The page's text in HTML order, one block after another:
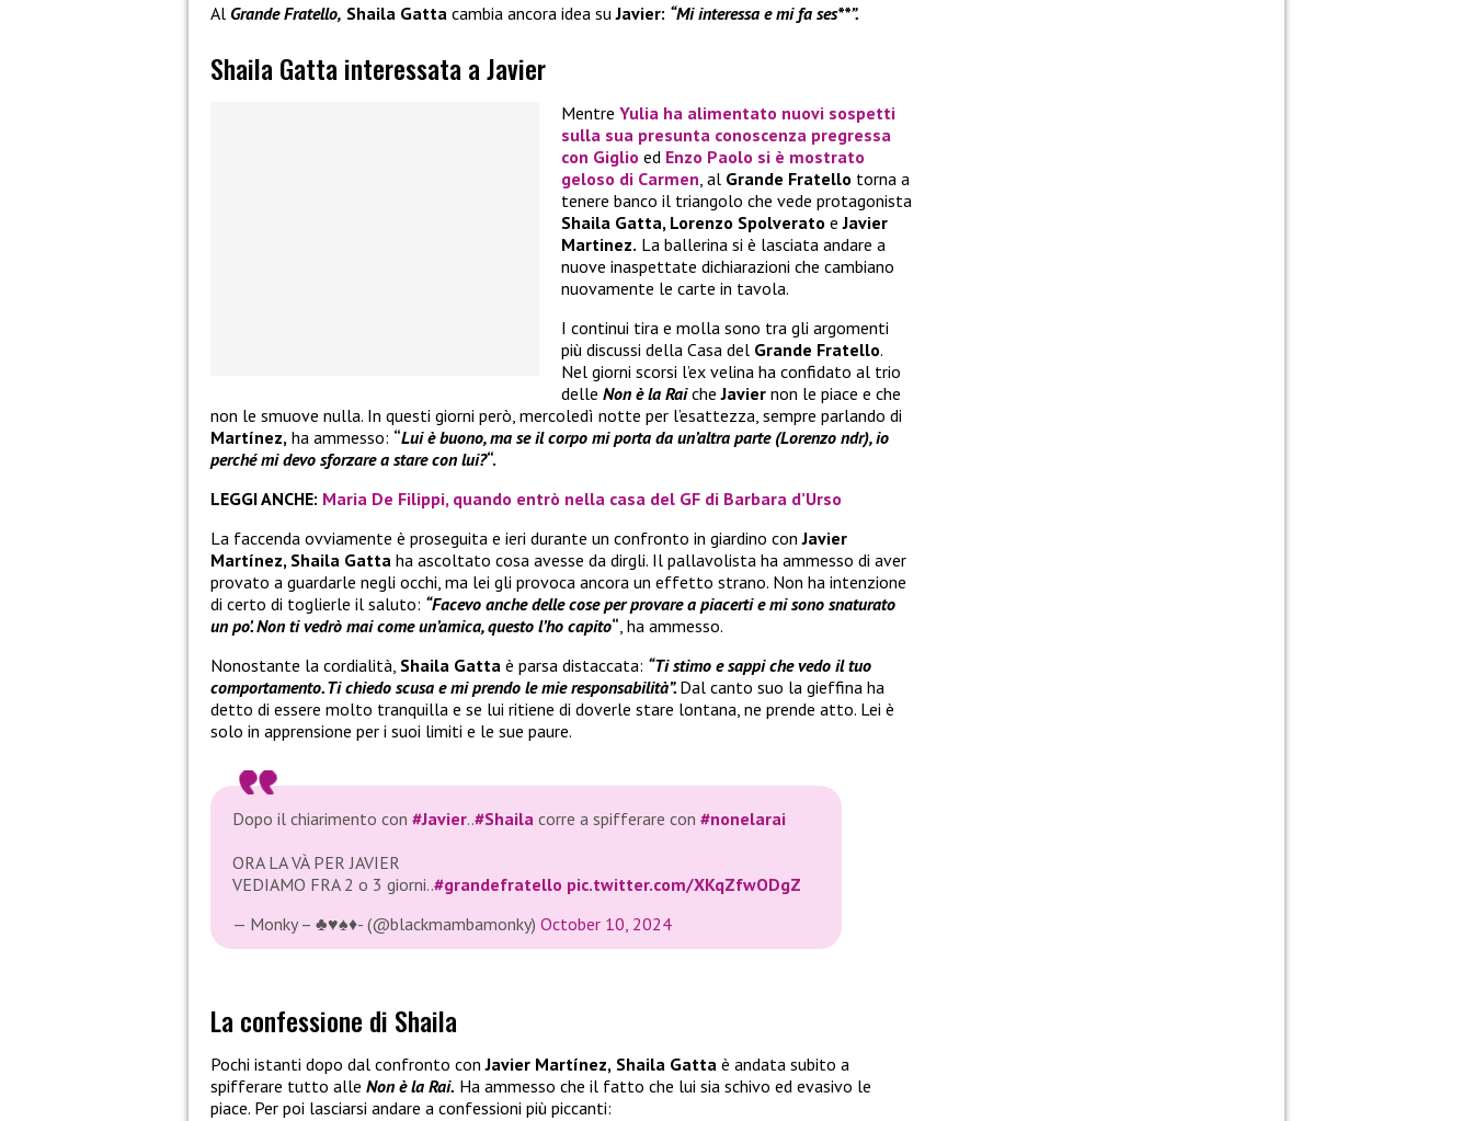
Al Grande Fratello, Shaila Gatta cambia ancora idea suJavier: “Mi interessa e mi fa ses**”.
Shaila Gatta interessata a Javier
Mentre Yulia ha alimentato nuovi sospetti
sulla sua presunta conoscenza pregressa
con Giglio ed Enzo Paolo si è mostrato
geloso di Carmen, al Grande Fratello torna a
tenere banco il triangolo che vede protagonista
Shaila Gatta, Lorenzo Spolverato eJavier
Martinez. La ballerina si è lasciata andare a
nuove inaspettate dichiarazioni che cambiano
nuovamente le carte in tavola.
I continui tira e molla sono tra gli argomenti
più discussi della Casa del Grande Fratello.
Nel giorni scorsi l’ex velina ha confidato al trio
delle Non è la RaicheJavier non le piace e che
non le smuove nulla. In questi giorni però, mercoledì notte per l’esattezza, sempre parlando di
Martínez, ha ammesso: “Lui è buono, ma se il corpo mi porta da un’altra parte (Lorenzo ndr), io
perché mi devo sforzare a stare con lui?“.
LEGGI ANCHE: Maria De Filippi, quando entrò nella casa del GF di Barbara d’Urso
La faccenda ovviamente è proseguita e ieri durante un confronto in giardino conJavier
Martínez, Shaila Gatta ha ascoltato cosa avesse da dirgli. Il pallavolista ha ammesso di aver
provato a guardarle negli occhi, ma lei gli provoca ancora un effetto strano. Non ha intenzione
di certo di toglierle il saluto: “Facevo anche delle cose per provare a piacerti e mi sono snaturato
un po’. Non ti vedrò mai come un’amica, questo l’ho capito“, ha ammesso.
Nonostante la cordialità, Shaila Gatta è parsa distaccata: “Ti stimo e sappi che vedo il tuo
comportamento. Ti chiedo scusa e mi prendo le mie responsabilità”. Dal canto suo la gieffina ha
detto di essere molto tranquilla e se lui ritiene di doverle stare lontana, ne prende atto. Lei è
solo in apprensione per i suoi limiti e le sue paure.
Dopo il chiarimento con #Javier..#Shaila corre a spifferare con #nonelarai
ORA LA VÀ PER JAVIER
VEDIAMO FRA 2 o 3 giorni..#grandefratello pic.twitter.com/XKqZfwODgZ
— Monky – ♣️♥️♠️♦️- (@blackmambamonky) October 10, 2024
La confessione di Shaila
Pochi istanti dopo dal confronto conJavier Martínez, Shaila Gatta è andata subito a
spifferare tutto alle Non è la Rai. Ha ammesso che il fatto che lui sia schivo ed evasivo le
piace. Per poi lasciarsi andare a confessioni più piccanti: